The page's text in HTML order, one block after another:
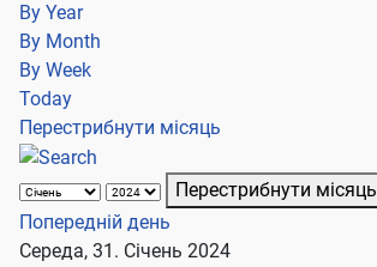
By Year
By Month
By Week
Today
Перестрибнути місяць
Перестрибнути місяць
Попередній день
Середа, 31. Січень 2024